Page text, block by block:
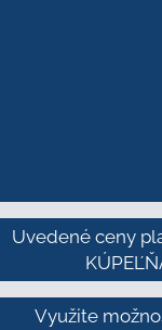
Uvedené ceny
Využite